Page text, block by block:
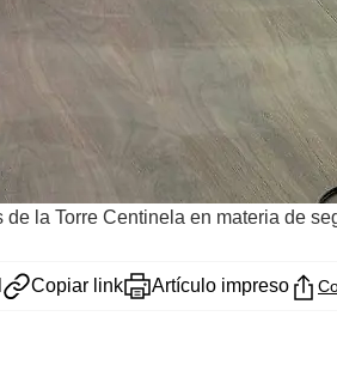
la Torre Centinela en materia de
Copiar link Artículo impreso